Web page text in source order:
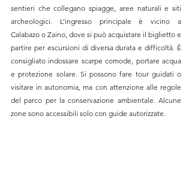
sentieri che collegano spiagge, aree naturali e siti
archeologici. L’ingresso principale è vicino a
Calabazo o Zaino, dove si può acquistare il biglietto e
partire per escursioni di diversa durata e difficoltà. È
consigliato indossare scarpe comode, portare acqua
e protezione solare. Si possono fare tour guidati o
visitare in autonomia, ma con attenzione alle regole
del parco per la conservazione ambientale. Alcune
zone sono accessibili solo con guide autorizzate.